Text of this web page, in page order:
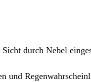
durch Nebel
und